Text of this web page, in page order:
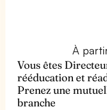
À
Vous êtes
rééducation et
Prenez une
branche